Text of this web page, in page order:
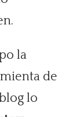
la
de
lo